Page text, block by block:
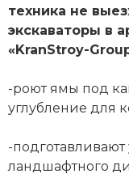
техника не
экскаваторы в
«KranStroy-
-роют ямы под
углубление для
-подготавливают
ландшафтного